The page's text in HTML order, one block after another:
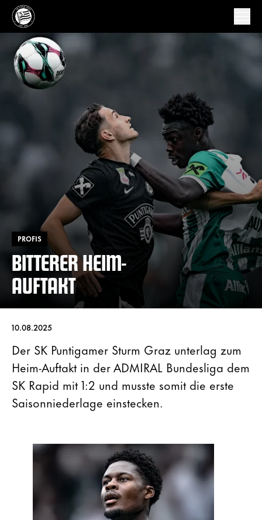
PROFIS
BITTERER HEIM-
AUFTAKT
10.08.2025
Der SK Puntigamer Sturm Graz unterlag zum
Heim-Auftakt in der ADMIRAL Bundesliga dem
SK Rapid mit 1:2 und musste somit die erste
Saisonniederlage einstecken.